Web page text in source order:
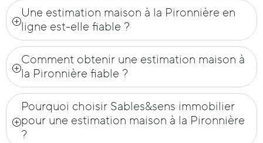
Une estimation maison à la Pironnière en
ligne est-elle fiable ?
Comment obtenir une estimation maison à
la Pironnière fiable ?
Pourquoi choisir Sables&sens immobilier
pour une estimation maison à la Pironnière
?